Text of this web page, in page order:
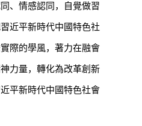
、情感認同，自覺做習
近平新時代中國特色社
際的學風，著力在融會
力量，轉化為改革創新
平新時代中國特色社會